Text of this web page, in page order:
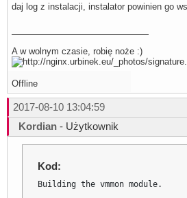
daj log z instalacji, instalator powinien go
A w wolnym czasie, robię noże :)
Offline
2017-08-10 13:04:59
Kordian - Użytkownik
Kod:
Building the vmmon module.